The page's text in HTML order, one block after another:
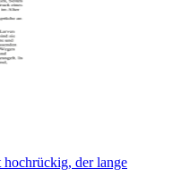
der lange